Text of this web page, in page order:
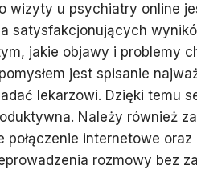
wizyty u psychiatry online
satysfakcjonujących
jakie objawy i problemy
jest spisanie
lekarzowi. Dzięki temu
Należy również
połączenie internetowe
rozmowy bez